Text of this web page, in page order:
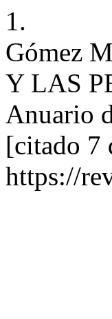
1.
Gómez
Y LAS
Anuario
[citado 7
https://